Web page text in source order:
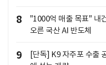
8
"1000억 매출 목표" 내
오른 국산 AI 반도체
9
[단독] K9 자주포 수출